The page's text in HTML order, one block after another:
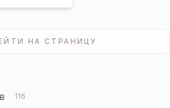
НА СТРАНИЦУ
116